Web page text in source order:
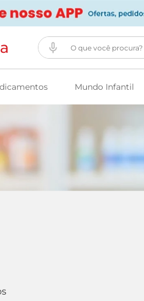
O que você procura?
Mundo Infantil